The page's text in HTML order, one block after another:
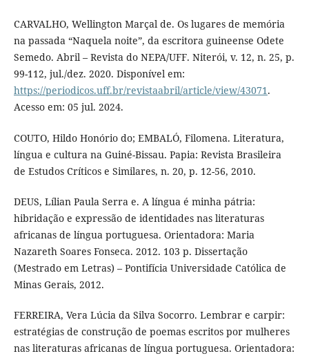
CARVALHO, Wellington Marçal de. Os lugares de memória
na passada “Naquela noite”, da escritora guineense Odete
Semedo. Abril – Revista do NEPA/UFF. Niterói, v. 12, n. 25, p.
99-112, jul./dez. 2020. Disponível em:
https://periodicos.uff.br/revistaabril/article/view/43071.
Acesso em: 05 jul. 2024.
COUTO, Hildo Honório do; EMBALÓ, Filomena. Literatura,
língua e cultura na Guiné-Bissau. Papia: Revista Brasileira
de Estudos Críticos e Similares, n. 20, p. 12-56, 2010.
DEUS, Lílian Paula Serra e. A língua é minha pátria:
hibridação e expressão de identidades nas literaturas
africanas de língua portuguesa. Orientadora: Maria
Nazareth Soares Fonseca. 2012. 103 p. Dissertação
(Mestrado em Letras) – Pontifícia Universidade Católica de
Minas Gerais, 2012.
FERREIRA, Vera Lúcia da Silva Socorro. Lembrar e carpir:
estratégias de construção de poemas escritos por mulheres
nas literaturas africanas de língua portuguesa. Orientadora: